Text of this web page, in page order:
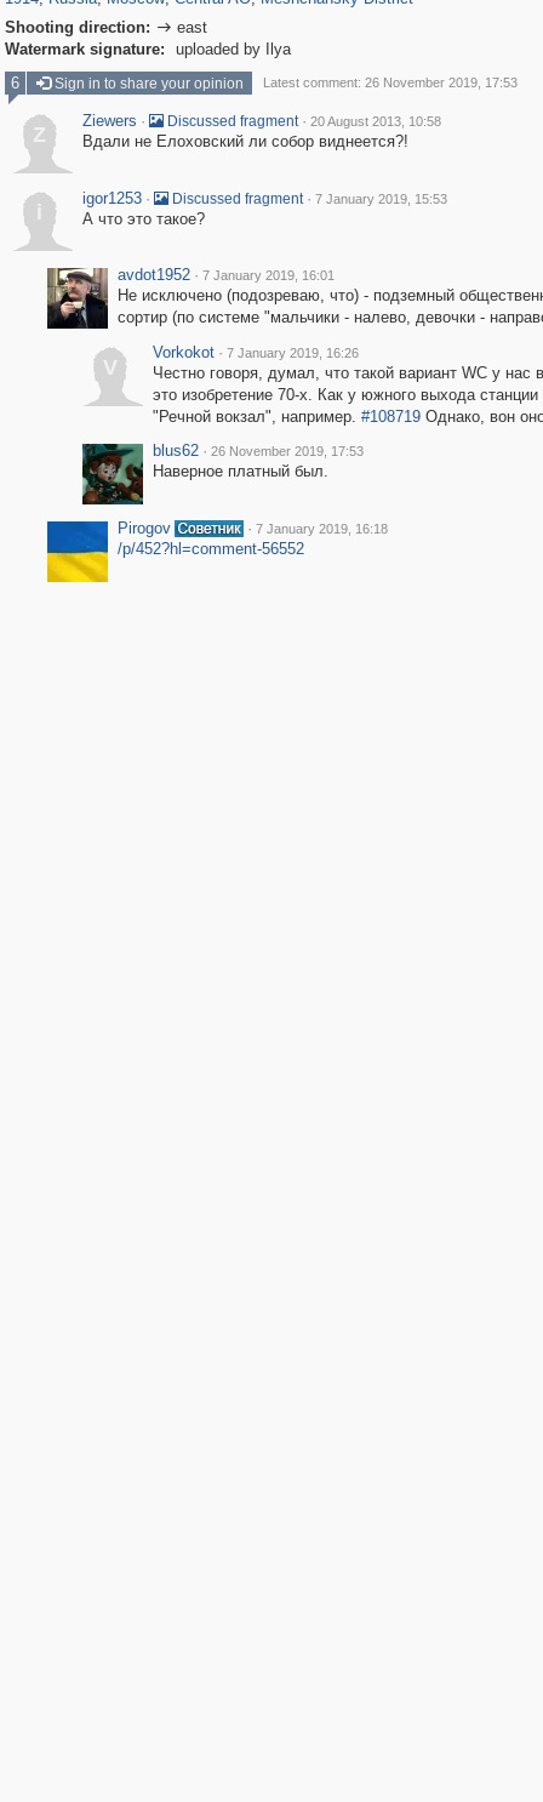
Shooting direction:  east
Watermark signature:
uploaded by Ilya
6
Sign in to share your opinion Latest comment: 26 November 2019, 17:53
Z
Ziewers · Discussed fragment · 20 August 2013, 10:58
Вдали не Елоховский ли собор виднеется?!
i
igor1253 · Discussed fragment · 7 January 2019, 15:53
А что это такое?
avdot1952 · 7 January 2019, 16:01
Не исключено (подозреваю, что) - подземный
сортир (по системе "мальчики - налево, девочки -
V
Vorkokot · 7 January 2019, 16:26
Честно говоря, думал, что такой вариант WC у нас
это изобретение 70-х. Как у южного выхода станции
"Речной вокзал", например. #108719Однако, вон
blus62 · 26 November 2019, 17:53
Наверное платный был.
Pirogov · 7 January 2019, 16:18
/p/452?hl=comment-56552